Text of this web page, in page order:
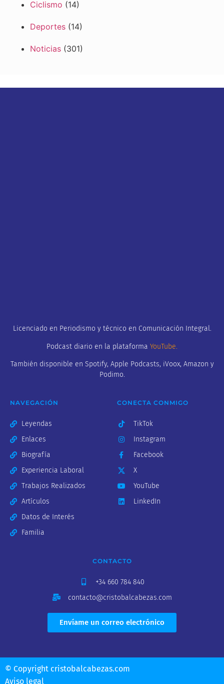
Ciclismo (14)
Deportes (14)
Noticias (301)
Licenciado en Periodismo y técnico en Comunicación Integral.
Podcast diario en la plataforma YouTube.
También disponible en Spotify, Apple Podcasts, iVoox, Amazon y
Podimo.
NAVEGACIÓN
Leyendas
Enlaces
Biografía
Experiencia Laboral
Trabajos Realizados
Artículos
Datos de Interés
Familia
CONECTA CONMIGO
TikTok
Instagram
Facebook
X
YouTube
LinkedIn
CONTACTO
+34 660 784 840
contacto@cristobalcabezas.com
Envíame un correo electrónico
© Copyright cristobalcabezas.com
Aviso legal